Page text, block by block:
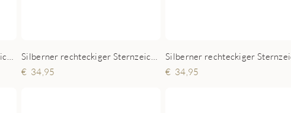
34,95
34,95